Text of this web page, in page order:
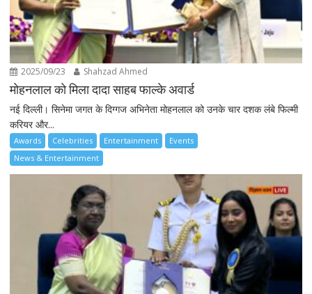
2025/09/23 Shahzad Ahmed
मोहनलाल को मिला दादा साहब फाल्के अवार्ड
नई दिल्ली। सिनेमा जगत के दिग्गज अभिनेता मोहनलाल को उनके चार दशक लंबे फिल्मी
करियर और...
Awards Celebrities Entertainment
Events
News & Entertainment